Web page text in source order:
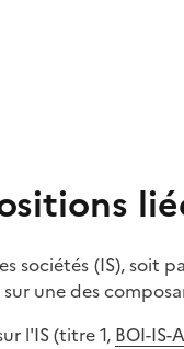
(IS), soit
une des
l'IS (titre 1, BOI-IS-